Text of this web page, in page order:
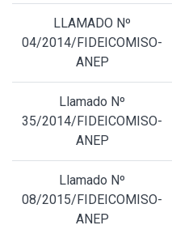
LLAMADO Nº
04/2014/FIDEICOMISO-
ANEP
Llamado Nº
35/2014/FIDEICOMISO-
ANEP
Llamado Nº
08/2015/FIDEICOMISO-
ANEP